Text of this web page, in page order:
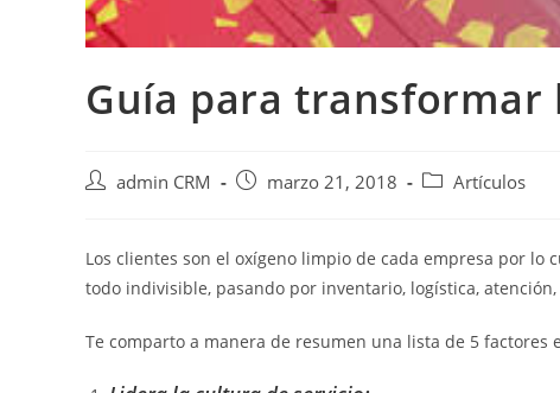
Guía para transformar
admin CRM marzo 21, 2018 Artículos
Los clientes son el oxígeno limpio de cada empresa por lo
todo indivisible, pasando por inventario, logística,
Te comparto a manera de resumen una lista de 5